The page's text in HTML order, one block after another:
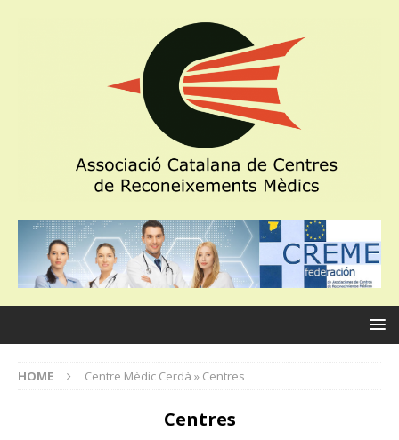
HOME Centre Mèdic Cerdà » Centres
Centres